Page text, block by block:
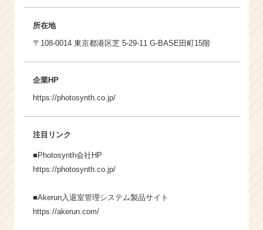
所在地
〒108-0014 東京都港区芝 5-29-11 G-BASE田町15階
企業HP
https://photosynth.co.jp/
注目リンク
■Photosynth会社HP
https://photosynth.co.jp/
■Akerun入退室管理システム製品サイト
https://akerun.com/